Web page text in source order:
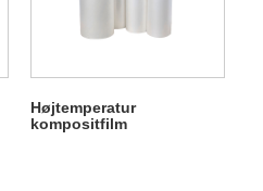
Højtemperatur
kompositfilm